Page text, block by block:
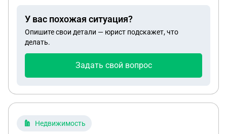
отменно,но из-за ( с левой стороны) он отнес его к
игнорированию задания инспектора что влечет
за собой 4 штрафных бала,я сразу предложила
исправить ситуацию и выполнить его с левой
стороны- что мне совершенно не составит
труда,но он на отрез отказал. Каким образом мне
решить вопрос чтобы не ждать пол года для
пересдачи,а всё же получить права категории
принимающего экзамен ( на него очень много
У вас похожая ситуация?
Опишите свои детали — юрист подскажет, что
делать.
Задать свой вопрос
Недвижимость